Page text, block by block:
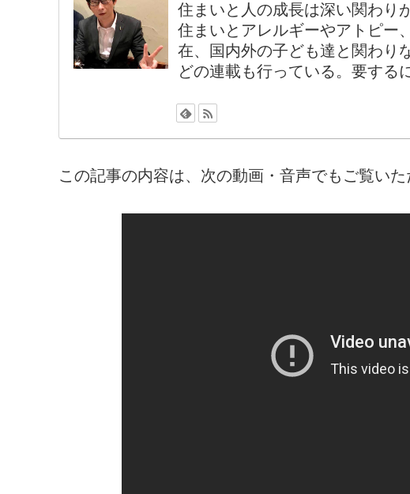
住まいと人の成長は深い関わり
住まいとアレルギーやアトピー
在、国内外の子ども達と関わり
どの連載も行っている。要する
この記事の内容は、次の動画・音声でもご覧いた